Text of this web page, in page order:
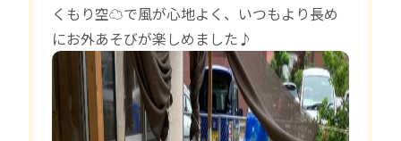
くもり空☁️で風が心地よく、いつもより長め
にお外あそびが楽しめました♪